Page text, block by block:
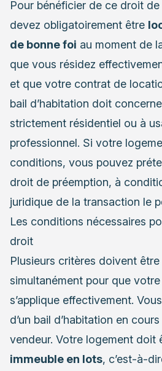
Pour bénéficier de ce droit
devez obligatoirement être
de bonne foi au moment de
que vous résidez
et que votre contrat de
bail d’habitation doit
strictement résidentiel ou à
professionnel. Si votre
conditions, vous pouvez
droit de préemption, à
juridique de la transaction le
Les conditions nécessaires
droit
Plusieurs critères doivent être
simultanément pour que
s’applique effectivement.
d’un bail d’habitation en
vendeur. Votre logement doit
immeuble en lots, c’est-à-